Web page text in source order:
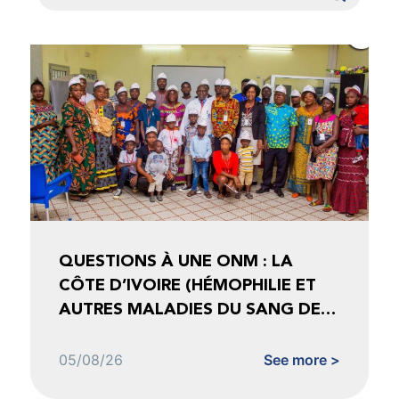
QUESTIONS À UNE ONM : LA
CÔTE D’IVOIRE (HÉMOPHILIE ET
AUTRES MALADIES DU SANG DE
05/08/26 See more >